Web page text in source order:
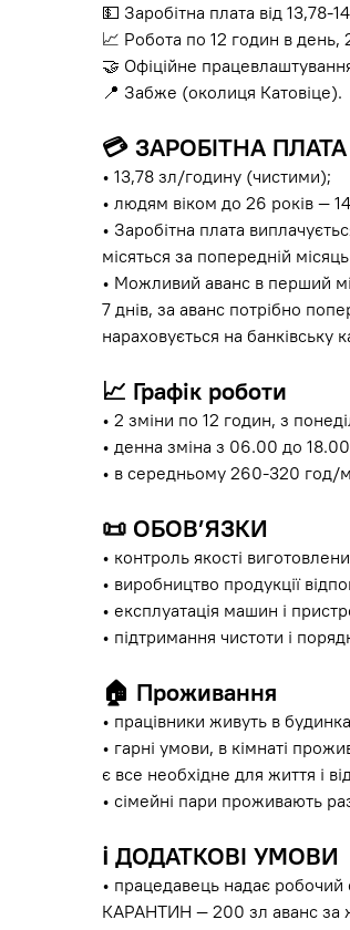
💵 Заробітна плата від 13,78-
📈 Робота по 12 годин в
🤝 Офіційне
📍 Забже (околиця Катовіце).
💳 ЗАРОБІТНА ПЛАТА
• 13,78 зл/годину (чистими);
• людям віком до 26 років —
• Заробітна плата
місяться за попередній
• Можливий аванс в перший
7 днів, за аванс потрібно
нараховується на банківську
📈 Графік роботи
• 2 зміни по 12 годин, з
• денна зміна з 06.00 до
• в середньому 260-320 год/
📜 ОБОВ’ЯЗКИ
• контроль якості
• виробництво продукції
• експлуатація машин і
• підтримання чистоти і
🏠 Проживання
• працівники живуть в
• гарні умови, в кімнаті
є все необхідне для життя і
• сімейні пари проживають
ℹ️ ДОДАТКОВІ УМОВИ
• працедавець надає робочий
КАРАНТИН — 200 зл аванс за